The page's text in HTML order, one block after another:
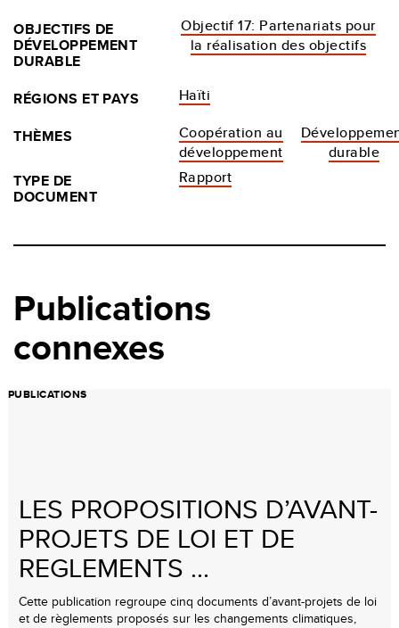
OBJECTIFS DE
DÉVELOPPEMENT
DURABLE
Objectif 17: Partenariats pour
la réalisation des objectifs
RÉGIONS ET PAYS
Haïti
THÈMES
Coopération au
développement
durable
TYPE DE
DOCUMENT
Rapport
Publications
connexes
PUBLICATIONS
LES PROPOSITIONS D’AVANT-
PROJETS DE LOI ET DE
REGLEMENTS ...
Cette publication regroupe cinq documents d’avant-projets de loi
et de règlements proposés sur les changements climatiques,